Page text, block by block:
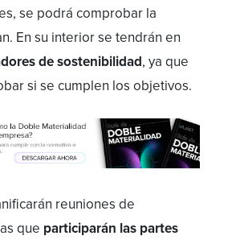
se podrá comprobar la
En su interior se tendrán en
de sostenibilidad, ya que
si se cumplen los objetivos.
reuniones de
que participarán las partes